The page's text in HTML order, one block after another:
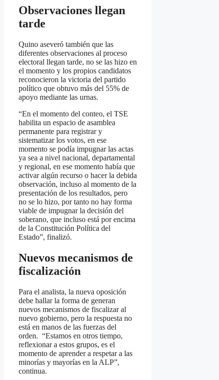
Observaciones llegan
tarde
Quino aseveró también que las
diferentes observaciones al proceso
electoral llegan tarde, no se las hizo en
el momento y los propios candidatos
reconocieron la victoria del partido
político que obtuvo más del 55% de
apoyo mediante las urnas.
“En el momento del conteo, el TSE
habilita un espacio de asamblea
permanente para registrar y
sistematizar los votos, en ese
momento se podía impugnar las actas
ya sea a nivel nacional, departamental
y regional, en ese momento había que
activar algún recurso o hacer la debida
observación, incluso al momento de la
presentación de los resultados, pero
no se lo hizo, por tanto no hay forma
viable de impugnar la decisión del
soberano, que incluso está por encima
de la Constitución Política del
Estado”, finalizó.
Nuevos mecanismos de
fiscalización
Para el analista, la nueva oposición
debe hallar la forma de generan
nuevos mecanismos de fiscalizar al
nuevo gobierno, pero la respuesta no
está en manos de las fuerzas del
orden. “Estamos en otros tiempo,
reflexionar a estos grupos, es el
momento de aprender a respetar a las
minorías y mayorías en la ALP”,
continua.